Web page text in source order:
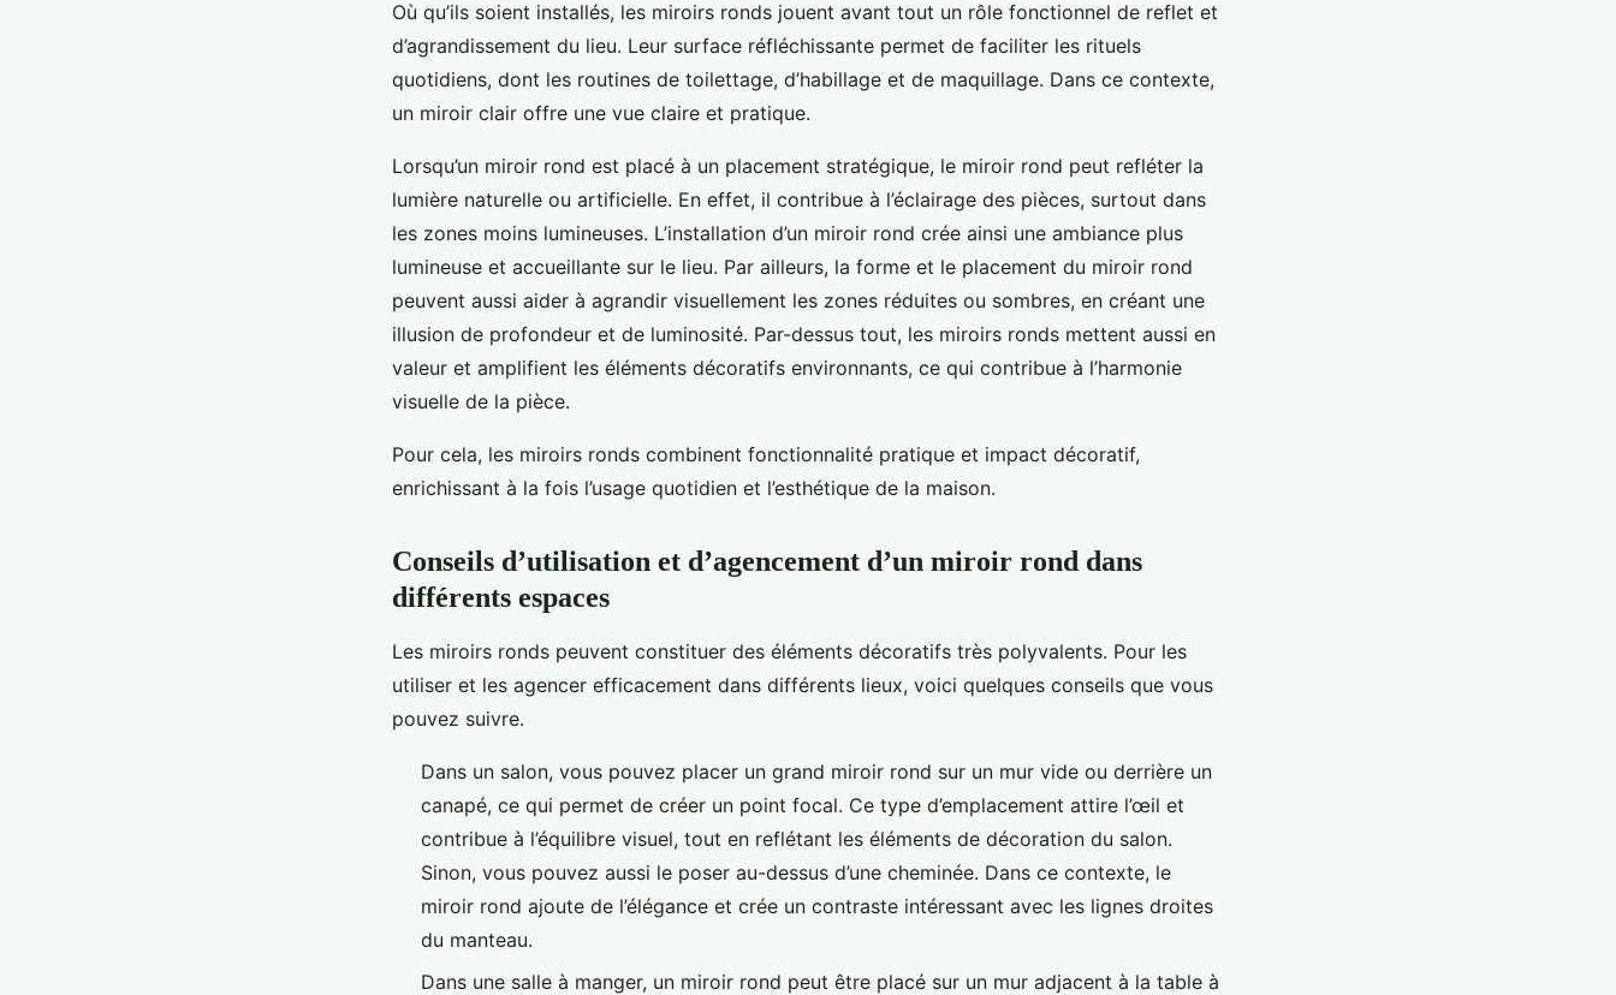
Où qu’ils soient installés, les miroirs ronds jouent avant tout un rôle fonctionnel de reflet et
d’agrandissement du lieu. Leur surface réfléchissante permet de faciliter les rituels
quotidiens, dont les routines de toilettage, d’habillage et de maquillage. Dans ce contexte,
un miroir clair offre une vue claire et pratique.
Lorsqu’un miroir rond est placé à un placement stratégique, le miroir rond peut refléter la
lumière naturelle ou artificielle. En effet, il contribue à l’éclairage des pièces, surtout dans
les zones moins lumineuses. L’installation d’un miroir rond crée ainsi une ambiance plus
lumineuse et accueillante sur le lieu. Par ailleurs, la forme et le placement du miroir rond
peuvent aussi aider à agrandir visuellement les zones réduites ou sombres, en créant une
illusion de profondeur et de luminosité. Par-dessus tout, les miroirs ronds mettent aussi en
valeur et amplifient les éléments décoratifs environnants, ce qui contribue à l’harmonie
visuelle de la pièce.
Pour cela, les miroirs ronds combinent fonctionnalité pratique et impact décoratif,
enrichissant à la fois l’usage quotidien et l’esthétique de la maison.
Conseils d’utilisation et d’agencement d’un miroir rond dans
différents espaces
Les miroirs ronds peuvent constituer des éléments décoratifs très polyvalents. Pour les
utiliser et les agencer efficacement dans différents lieux, voici quelques conseils que vous
pouvez suivre.
Dans un salon, vous pouvez placer un grand miroir rond sur un mur vide ou derrière un
canapé, ce qui permet de créer un point focal. Ce type d’emplacement attire l’œil et
contribue à l’équilibre visuel, tout en reflétant les éléments de décoration du salon.
Sinon, vous pouvez aussi le poser au-dessus d’une cheminée. Dans ce contexte, le
miroir rond ajoute de l’élégance et crée un contraste intéressant avec les lignes droites
du manteau.
Dans une salle à manger, un miroir rond peut être placé sur un mur adjacent à la table à